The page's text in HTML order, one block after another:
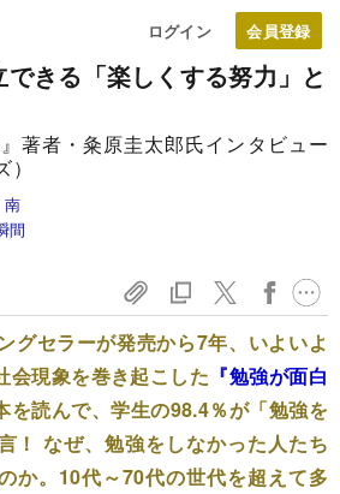
ログイン
きる「楽しくする努力」と
著者・粂原圭太郎氏インタビュー
南
間
グセラーが発売から7年、いよいよ
会現象を巻き起こした 『勉強が面白
を読んで、学生の98.4％が「勉強を
！ なぜ、勉強をしなかった人たち
か。10代～70代の世代を超えて多